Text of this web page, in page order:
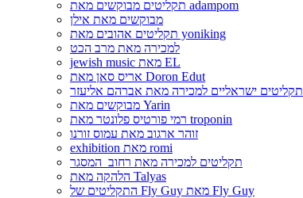
תקליטים מבוקשים מאת adampom
מבוקשים מאת אילן
תקליטים אהובים מאת yoniking
למכירה מאת מרב הכט
jewish music מאת EL
אריס סאן מאת Doron Edut
תקליטים ישראליים למכירה מאת אברהם אליעזר
מבוקשים מאת Yarin
רמי פורטיס פלונטר מאת troponin
זוהר ארגוב מאת עמוס זורנו
exhibition מאת romi
תקליטים למכירה מאת רחוב_המסגר
הלהקה מאת Talyas
התקליטים של Fly Guy מאת Fly Guy